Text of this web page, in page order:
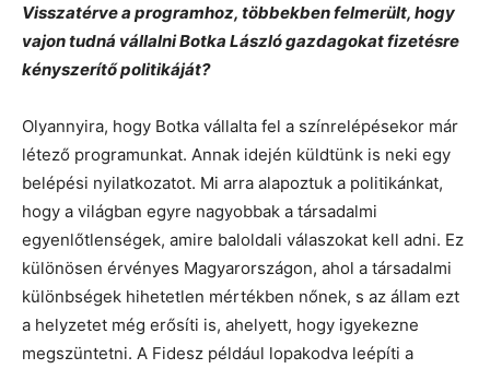
Visszatérve a programhoz, többekben felmerült, hogy
vajon tudná vállalni Botka László gazdagokat fizetésre
kényszerítő politikáját?
Olyannyira, hogy Botka vállalta fel a színrelépésekor már
létező programunkat. Annak idején küldtünk is neki egy
belépési nyilatkozatot. Mi arra alapoztuk a politikánkat,
hogy a világban egyre nagyobbak a társadalmi
egyenlőtlenségek, amire baloldali válaszokat kell adni. Ez
különösen érvényes Magyarországon, ahol a társadalmi
különbségek hihetetlen mértékben nőnek, s az állam ezt
a helyzetet még erősíti is, ahelyett, hogy igyekezne
megszüntetni. A Fidesz például lopakodva leépíti a